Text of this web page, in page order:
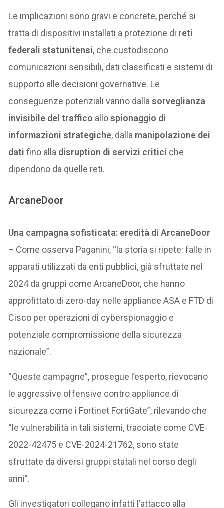
Le implicazioni sono gravi e concrete, perché si
tratta di dispositivi installati a protezione di reti
federali statunitensi, che custodiscono
comunicazioni sensibili, dati classificati e sistemi di
supporto alle decisioni governative. Le
conseguenze potenziali vanno dallasorveglianza
invisibile del traffico allospionaggio di
informazioni strategiche, dalla manipolazione dei
dati fino alla disruption di servizi critici che
dipendono da quelle reti.
ArcaneDoor
Una campagna sofisticata: eredità di ArcaneDoor
– Come osserva Paganini, “la storia si ripete: falle in
apparati utilizzati da enti pubblici, già sfruttate nel
2024 da gruppi come ArcaneDoor, che hanno
approfittato di zero-day nelle appliance ASA e FTD di
Cisco per operazioni di cyberspionaggio e
potenziale compromissione della sicurezza
nazionale”.
“Queste campagne”, prosegue l’esperto, rievocano
le aggressive offensive contro appliance di
sicurezza come i Fortinet FortiGate”, rilevando che
“le vulnerabilità in tali sistemi, tracciate come CVE-
2022-42475 e CVE-2024-21762, sono state
sfruttate da diversi gruppi statali nel corso degli
anni”.
Gli investigatori collegano infatti l’attacco alla